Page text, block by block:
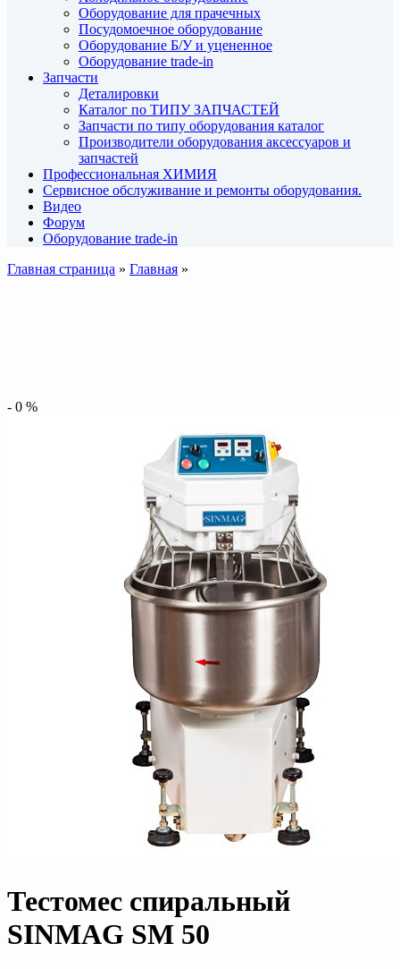
Оборудование для прачечных
Посудомоечное оборудование
Оборудование Б/У и уцененное
Оборудование trade-in
Запчасти
Деталировки
Каталог по ТИПУ ЗАПЧАСТЕЙ
Запчасти по типу оборудования каталог
Производители оборудования аксессуаров и
запчастей
Профессиональная ХИМИЯ
Сервисное обслуживание и ремонты оборудования.
Видео
Форум
Оборудование trade-in
Главная страница » Главная »
- 0 %
Тестомес спиральный
SINMAG SМ 50